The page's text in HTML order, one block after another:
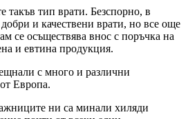
такъв тип врати. Безспорно, в
и качествени врати, но все още
се осъществява внос с поръчка на
и евтина продукция.
с много и различни
Европа.
ни са минали хиляди